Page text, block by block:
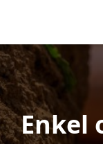
Enkel